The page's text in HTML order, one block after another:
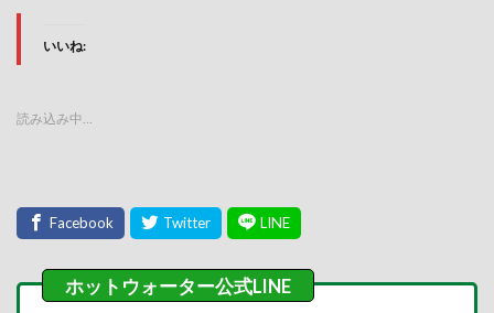
いいね:
読み込み中…